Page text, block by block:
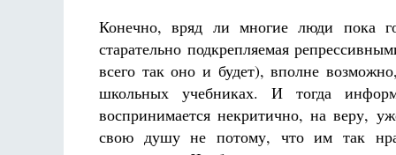
Конечно, вряд ли многие люди пока
старательно подкрепляемая
всего так оно и будет), вполне
школьных учебниках. И тогда
воспринимается некритично, на веру,
свою душу не потому, что им так